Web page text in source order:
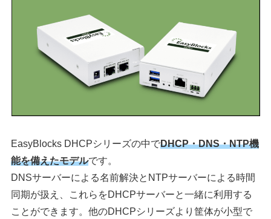
EasyBlocks DHCPシリーズの中でDHCP・DNS・NTP機
能を備えたモデルです。
DNSサーバーによる名前解決とNTPサーバーによる時間
同期が扱え、これらをDHCPサーバーと一緒に利用する
ことができます。他のDHCPシリーズより筐体が小型で